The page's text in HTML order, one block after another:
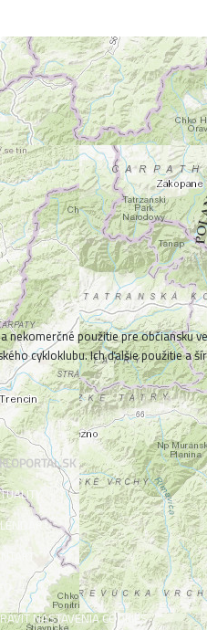
nekomerčné použitie pre
cykloklubu. Ich ďalšie použitie a
NASTAVENIA COOKIES